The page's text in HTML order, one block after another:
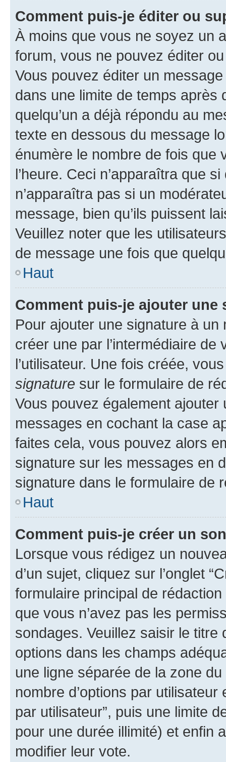
Comment puis-je éditer ou
À moins que vous ne soyez un
forum, vous ne pouvez éditer
Vous pouvez éditer un
dans une limite de temps après
quelqu’un a déjà répondu au
texte en dessous du message
énumère le nombre de fois que
l’heure. Ceci n’apparaîtra que
n’apparaîtra pas si un
message, bien qu’ils puissent
Veuillez noter que les
de message une fois que
Haut
Comment puis-je ajouter une
Pour ajouter une signature à un
créer une par l’intermédiaire
l’utilisateur. Une fois créée,
signature sur le formulaire de
Vous pouvez également
messages en cochant la case
faites cela, vous pouvez alors
signature sur les messages en
signature dans le formulaire de
Haut
Comment puis-je créer un
Lorsque vous rédigez un
d’un sujet, cliquez sur l’onglet
formulaire principal de
que vous n’avez pas les
sondages. Veuillez saisir le
options dans les champs
une ligne séparée de la zone
nombre d’options par
par utilisateur”, puis une limite
pour une durée illimité) et enfin
modifier leur vote.